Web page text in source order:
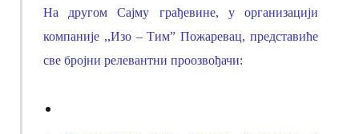
На другом Сајму грађевине, у организацији
компаније ,,Изо – Тим” Пожаревац, представиће
све бројни релевантни проозвођачи: